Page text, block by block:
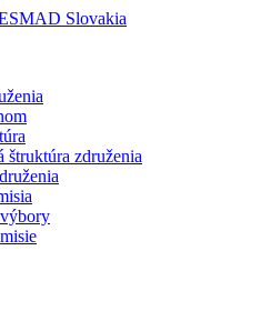
štruktúra združenia